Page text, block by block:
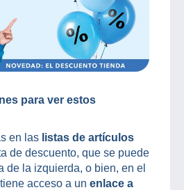
para ver estos
en las listas de artículos
de descuento, que se puede
de la izquierda, o bien, en el
acceso a un enlace a